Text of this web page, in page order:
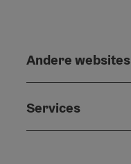
Andere websites
Services